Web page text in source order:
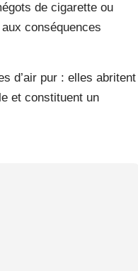
de cigarette ou
conséquences
d’air pur : elles abritent
et constituent un